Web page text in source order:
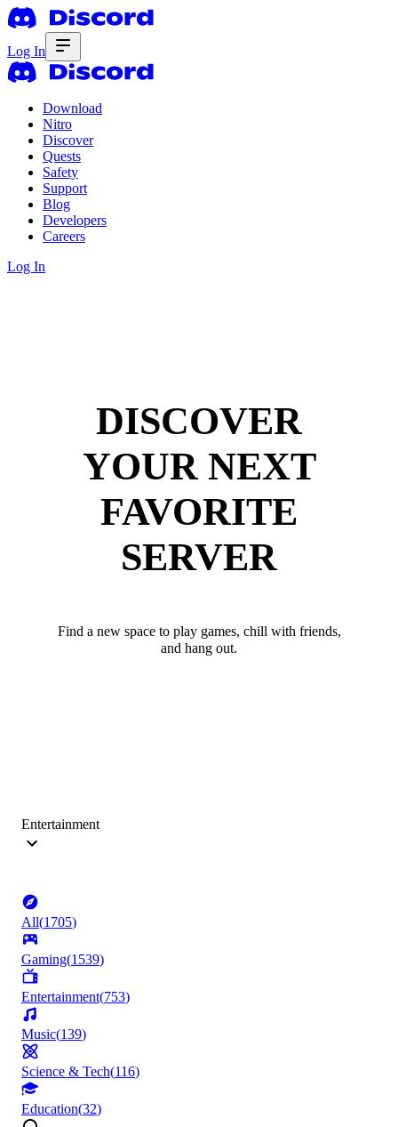
Log In
Download
Nitro
Discover
Quests
Safety
Support
Blog
Developers
Careers
Log In
DISCOVER
YOUR NEXT
FAVORITE
SERVER
Find a new space to play games, chill with friends,
and hang out.
Entertainment
All(1705)
Gaming(1539)
Entertainment(753)
Music(139)
Science & Tech(116)
Education(32)